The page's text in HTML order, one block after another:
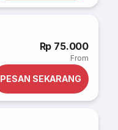
Rp 75.000
From
PESAN SEKARANG